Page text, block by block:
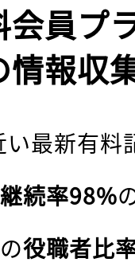
会員プ
情報収
最新有料
続率98%
役職者比